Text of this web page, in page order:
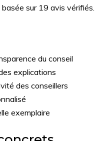
basée sur 19 avis vérifiés.
du conseil
explications
des conseillers
exemplaire